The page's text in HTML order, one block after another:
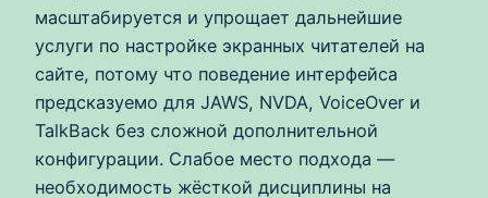
масштабируется и упрощает дальнейшие
услуги по настройке экранных читателей на
сайте, потому что поведение интерфейса
предсказуемо для JAWS, NVDA, VoiceOver и
TalkBack без сложной дополнительной
конфигурации. Слабое место подхода —
необходимость жёсткой дисциплины на